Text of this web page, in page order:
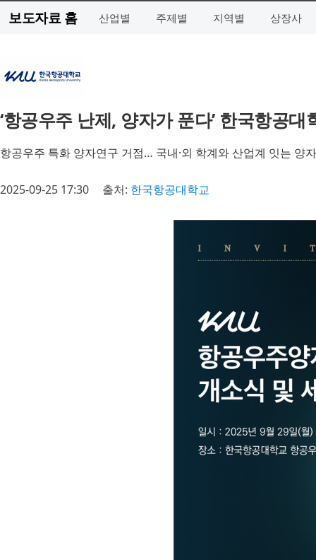
보도자료 홈 산업별 주제별 지역별 상장사
‘항공우주 난제, 양자가 푼다’ 한국항공
항공우주 특화 양자연구 거점… 국내·외 학계와 산업계 잇는 양
2025-09-25 17:30 출처: 한국항공대학교